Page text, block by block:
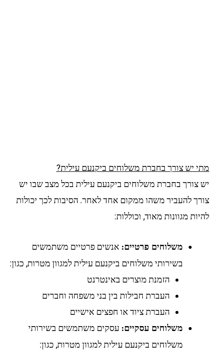
מתי יש צורך בחברת משלוחים ביקנעם עילית?
יש צורך בחברת משלוחים ביקנעם עילית בכל מצב שבו יש
צורך להעביר משהו ממקום אחד לאחר. הסיבות לכך יכולות
להיות מגוונות מאוד, וכוללות:
משלוחים פרטיים: אנשים פרטיים משתמשים
בשירותי משלוחים ביקנעם עילית למגוון מטרות, כגון:
הזמנת מוצרים באינטרנט
העברת חבילות בין בני משפחה וחברים
העברת ציוד או חפצים אישיים
משלוחים עסקיים: עסקים משתמשים בשירותי
משלוחים ביקנעם עילית למגוון מטרות, כגון: